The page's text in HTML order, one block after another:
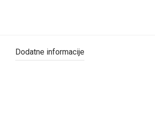
Dodatne informacije